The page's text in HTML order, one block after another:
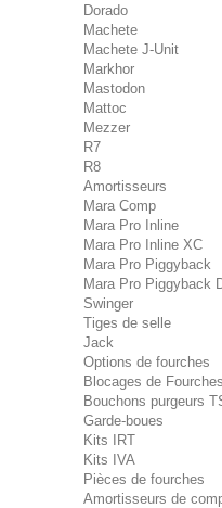
Dorado
Machete
Machete J-Unit
Markhor
Mastodon
Mattoc
Mezzer
R7
R8
Amortisseurs
Mara Comp
Mara Pro Inline
Mara Pro Inline XC
Mara Pro Piggyback
Mara Pro Piggyback
Swinger
Tiges de selle
Jack
Options de fourches
Blocages de Fourches
Bouchons purgeurs
Garde-boues
Kits IRT
Kits IVA
Pièces de fourches
Amortisseurs de